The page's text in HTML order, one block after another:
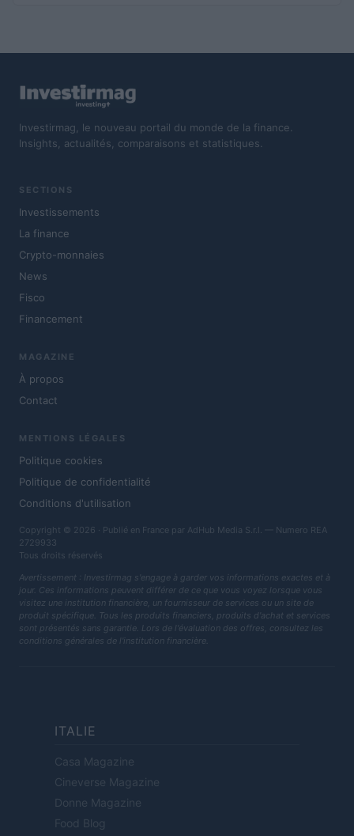
Investirmag, le nouveau portail du monde de la finance.
Insights, actualités, comparaisons et statistiques.
SECTIONS
Investissements
La finance
Crypto-monnaies
News
Fisco
Financement
MAGAZINE
À propos
Contact
MENTIONS LÉGALES
Politique cookies
Politique de confidentialité
Conditions d'utilisation
Copyright © 2026 · Publié en France par AdHub Media S.r.l. — Numero REA
2729933
Tous droits réservés
Avertissement : Investirmag s'engage à garder vos informations exactes et à
jour. Ces informations peuvent différer de ce que vous voyez lorsque vous
visitez une institution financière, un fournisseur de services ou un site de
produit spécifique. Tous les produits financiers, produits d'achat et services
sont présentés sans garantie. Lors de l'évaluation des offres, consultez les
conditions générales de l'institution financière.
ITALIE
Casa Magazine
Cineverse Magazine
Donne Magazine
Food Blog